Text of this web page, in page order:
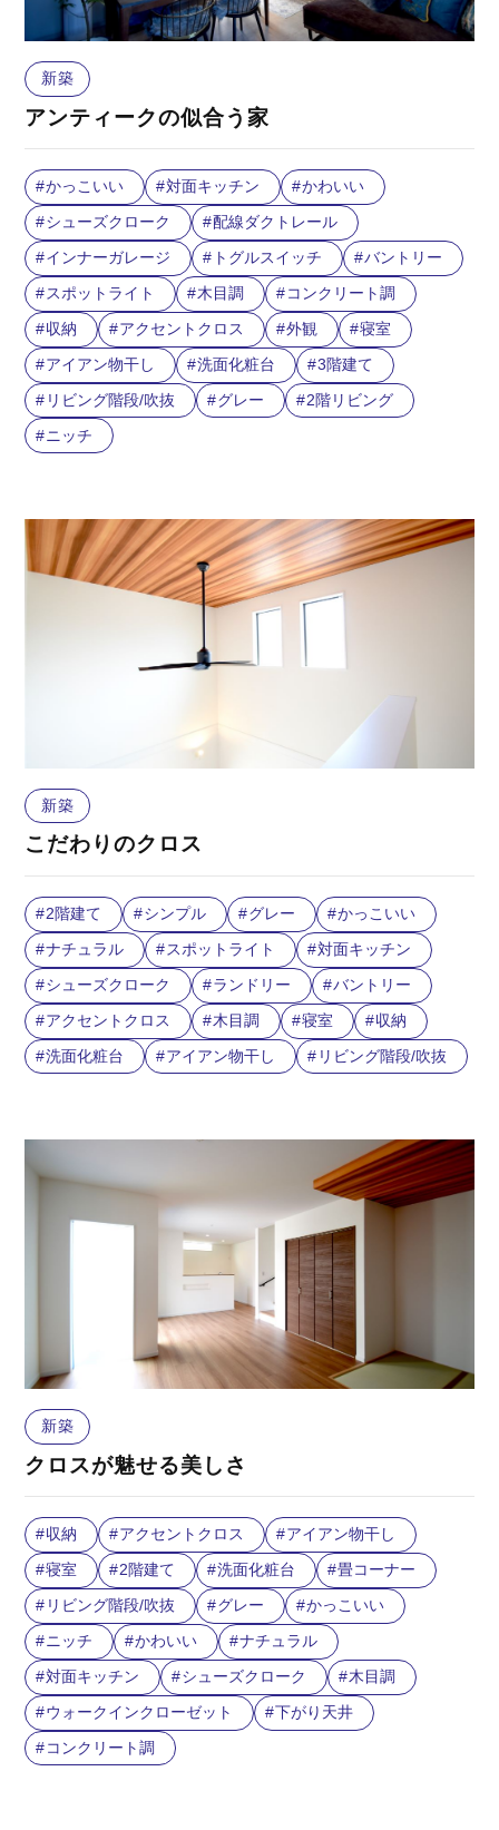
新築
アンティークの似合う家
かっこいい 対面キッチン
かわいい
シューズクローク
配線ダクトレール
インナーガレージ
トグルスイッチ
バントリー
スポットライト
木目調
コンクリート調
収納
アクセントクロス 外観
寝室
アイアン物干し
洗面化粧台
3階建て
リビング階段/吹抜
グレー
2階リビング
ニッチ
新築
こだわりのクロス
2階建て シンプル グレー
かっこいい
ナチュラル
スポットライト
対面キッチン
シューズクローク
ランドリー
バントリー
アクセントクロス
木目調 寝室
収納
洗面化粧台
アイアン物干し リビング階段/吹抜
新築
クロスが魅せる美しさ
収納 アクセントクロス
アイアン物干し
寝室
2階建て 洗面化粧台
畳コーナー
リビング階段/吹抜
グレー
かっこいい
ニッチ
かわいい
ナチュラル
対面キッチン
シューズクローク
木目調
ウォークインクローゼット
下がり天井
コンクリート調